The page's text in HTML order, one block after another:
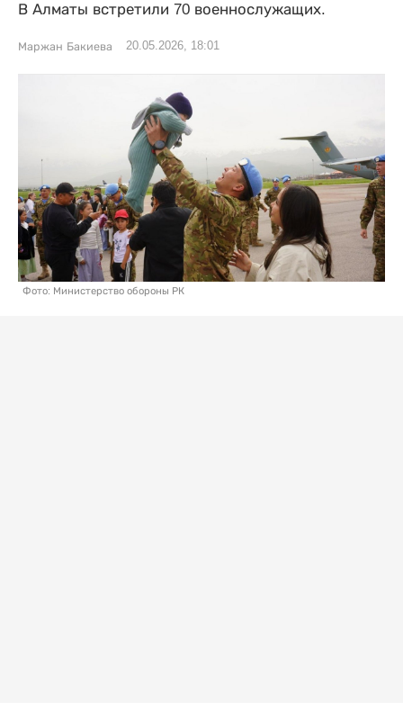
В Алматы встретили 70 военнослужащих.
Маржан Бакиева 20.05.2026, 18:01
Фото: Министерство обороны РК